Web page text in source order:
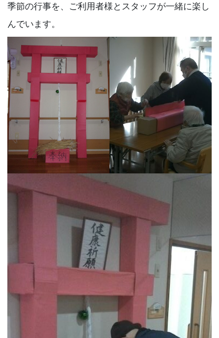
季節の行事を、ご利用者様とスタッフが一緒に楽し
んでいます。